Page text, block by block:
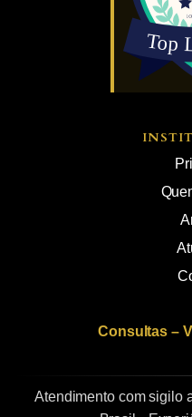
Consultas –
Atendimento com sigilo